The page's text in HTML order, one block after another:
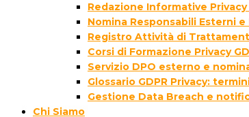
Redazione Informative
Nomina Responsabili Esterni e
Registro Attività di
Corsi di Formazione Privacy
Servizio DPO esterno e
Glossario GDPR Privacy:
Gestione Data Breach e
Chi Siamo